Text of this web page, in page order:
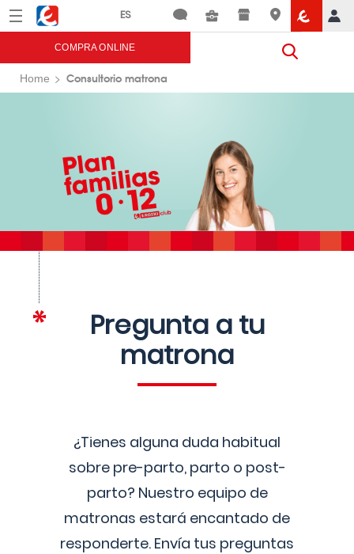
Menú Eroski
COMPRA ONLINE
Home Consultorio matrona
Pregunta a tu
matrona
¿Tienes alguna duda habitual
sobre pre-parto, parto o post-
parto? Nuestro equipo de
matronas estará encantado de
responderte. Envía tus preguntas